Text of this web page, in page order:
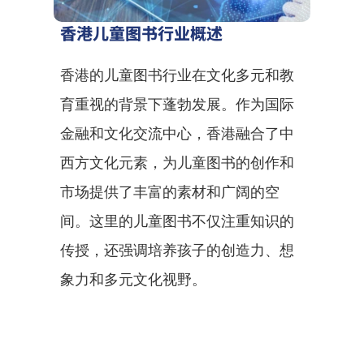
香港儿童图书行业概述
香港的儿童图书行业在文化多元和教
育重视的背景下蓬勃发展。作为国际
金融和文化交流中心，香港融合了中
西方文化元素，为儿童图书的创作和
市场提供了丰富的素材和广阔的空
间。这里的儿童图书不仅注重知识的
传授，还强调培养孩子的创造力、想
象力和多元文化视野。